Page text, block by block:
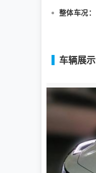
整体车况：
车辆展示